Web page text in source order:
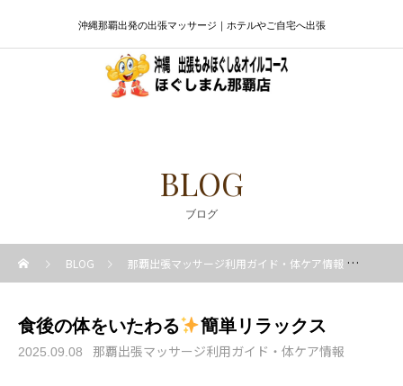
沖縄那覇出発の出張マッサージ｜ホテルやご自宅へ出張
BLOG
ブログ
BLOG 那覇出張マッサージ利用ガイド・体ケア情報
食後の体をいたわる 簡単リラックス
2025.09.08 那覇出張マッサージ利用ガイド・体ケア情報